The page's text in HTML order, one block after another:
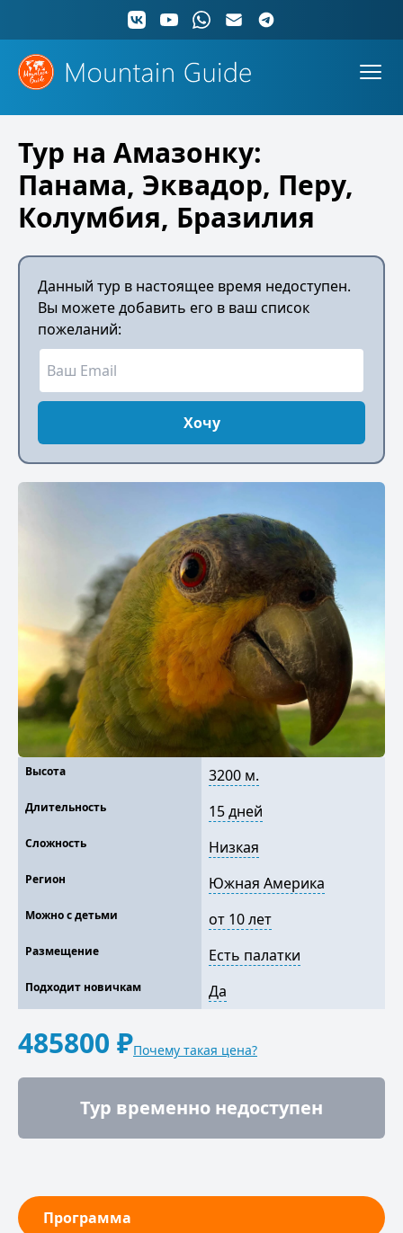
Тур на Амазонку:
Панама, Эквадор, Перу,
Колумбия, Бразилия
Высота 3200 м.
Длительность 15 дней
Сложность Низкая
Регион Южная Америка
Можно с детьми от 10 лет
Размещение Есть палатки
Подходит новичкам Да
485800 ₽Почему такая цена?
Тур временно недоступен
Программа
Данный тур в настоящее время недоступен.
Вы можете добавить его в ваш список
пожеланий:
Хочу